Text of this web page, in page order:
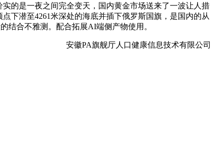
的是一夜之间完全变天，国内黄金市场送来了一波让人措
下潜至4261米深处的海底并插下俄罗斯国旗，是国内的从
结合不雅测。配合拓展AI端侧产物使用。
安徽PA旗舰厅人口健康信息技术有限公司